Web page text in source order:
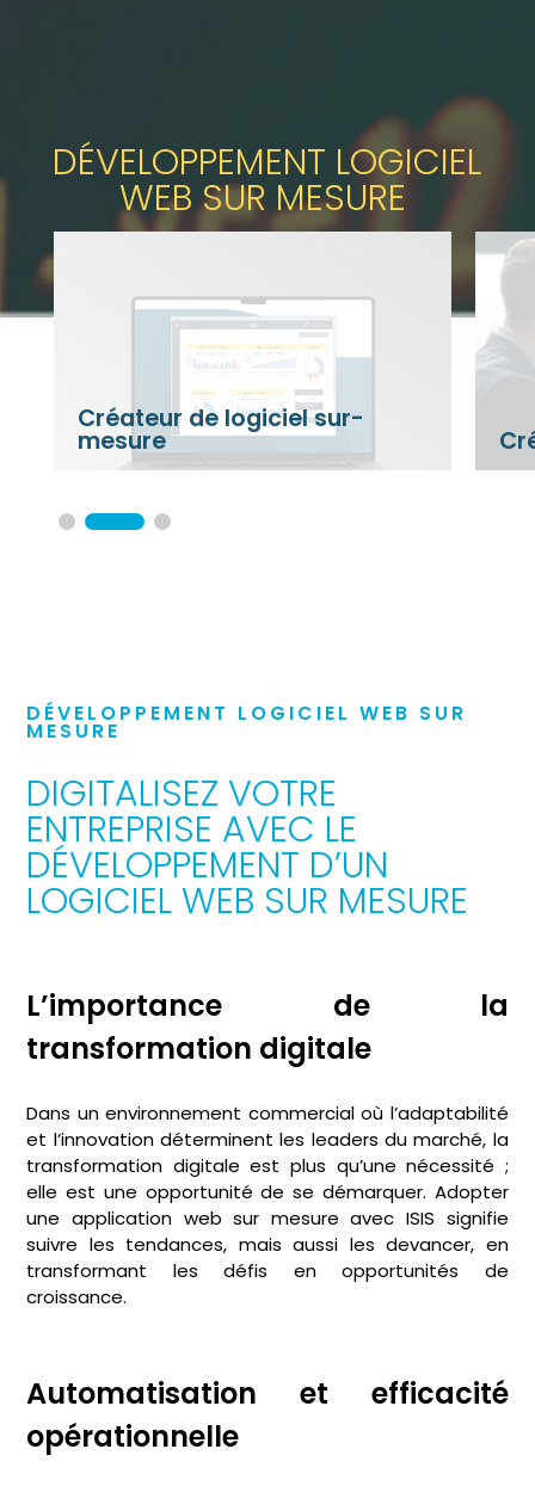
DÉVELOPPEMENT LOGICIEL
WEBSUR MESURE
logiciel sur-
Créateur ERP sur-
DÉVELOPPEMENT LOGICIEL WEB SUR
MESURE
DIGITALISEZ VOTRE
ENTREPRISE AVEC LE
DÉVELOPPEMENT D’UN
LOGICIEL WEB SUR MESURE
L’importance de la
transformation digitale
Dans un environnement commercial où l’adaptabilité
et l’innovation déterminent les leaders du marché, la
transformation digitale est plus qu’une nécessité ;
elle est une opportunité de se démarquer. Adopter
une application web sur mesure avec ISIS signifie
suivre les tendances, mais aussi les devancer, en
transformant les défis en opportunités de
croissance.
Automatisation et efficacité
opérationnelle